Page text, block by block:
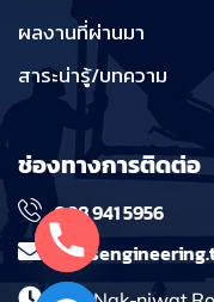
ผลงานที่ผ่านมา
สาระน่ารู้/บทความ
ช่องทางการติดต่อ
098 941 5956